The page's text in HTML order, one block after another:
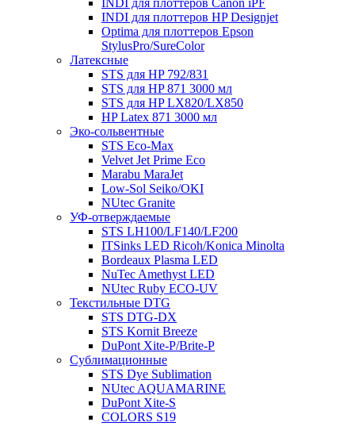
INDI для плоттеров Canon iPF
INDI для плоттеров HP Designjet
Optima для плоттеров Epson
StylusPro/SureColor
Латексные
STS для HP 792/831
STS для HP 871 3000 мл
STS для HP LX820/LX850
HP Latex 871 3000 мл
Эко-сольвентные
STS Eco-Max
Velvet Jet Prime Eco
Marabu MaraJet
Low-Sol Seiko/OKI
NUtec Granite
УФ-отверждаемые
STS LH100/LF140/LF200
ITSinks LED Ricoh/Konica Minolta
Bordeaux Plasma LED
NuTec Amethyst LED
NUtec Ruby ECO-UV
Текстильные DTG
STS DTG-DX
STS Kornit Breeze
DuPont Xite-P/Brite-P
Сублимационные
STS Dye Sublimation
NUtec AQUAMARINE
DuPont Xite-S
COLORS S19